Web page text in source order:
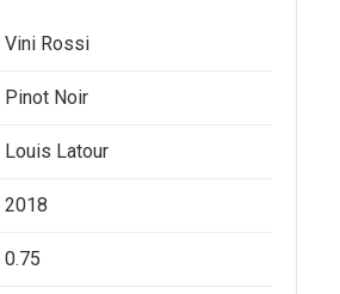
Vini Rossi
Pinot Noir
Louis Latour
2018
0.75